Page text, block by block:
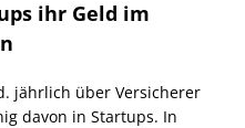
ihr Geld im
jährlich über Versicherer
davon in Startups. In